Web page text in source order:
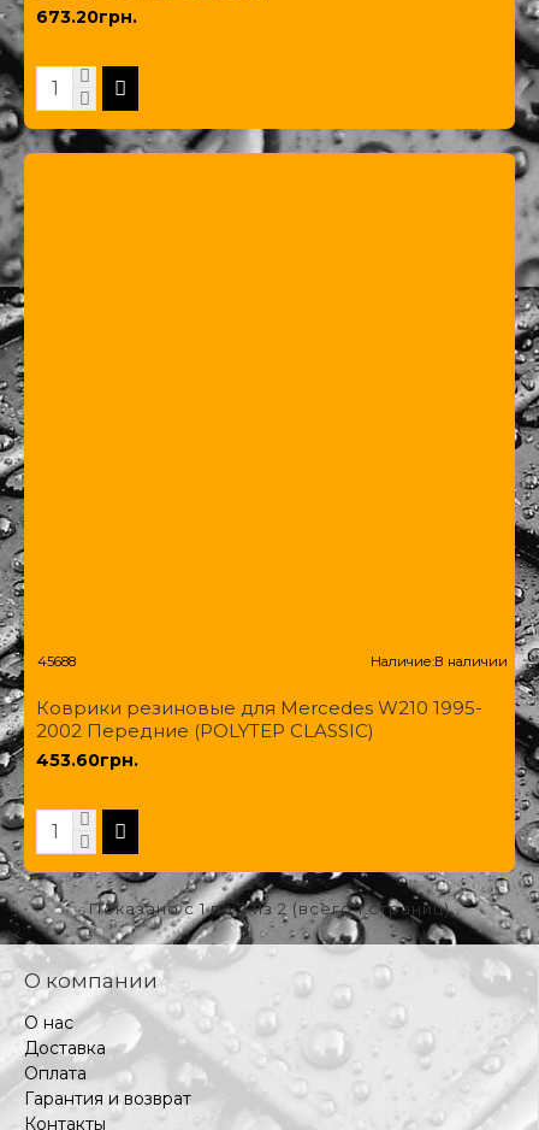
673.20грн.
45688 Наличие:В наличии
Коврики резиновые для Mercedes W210 1995-
2002 Передние (POLYTEP CLASSIC)
453.60грн.
Показано с 1 по 2 из 2 (всего 1 страниц)
О компании
О нас
Доставка
Оплата
Гарантия и возврат
Контакты